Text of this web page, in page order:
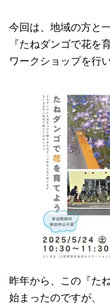
今回は、地域の方と
『たねダンゴで花を
ワークショップを行
昨年から、この『た
始まったのですが、